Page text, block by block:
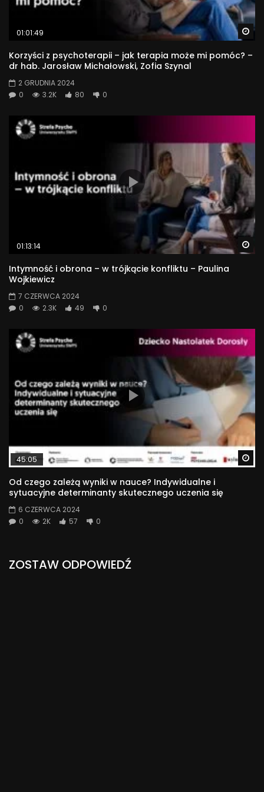
01:01:49
Korzyści z psychoterapii – jak terapia może mi pomóc? –
dr hab. Jarosław Michałowski, Zofia Szynal
2 GRUDNIA 2024
0
3.2K 80 0
01:13:14
Intymność i obrona – w trójkącie konfliktu – Paulina
Wojkiewicz
7 CZERWCA 2024
0
2.3K 49 0
45:05
Od czego zależą wyniki w nauce? Indywidualne i
sytuacyjne determinanty skutecznego uczenia się
6 CZERWCA 2024
0
2K 57 0
ZOSTAW ODPOWIEDŹ